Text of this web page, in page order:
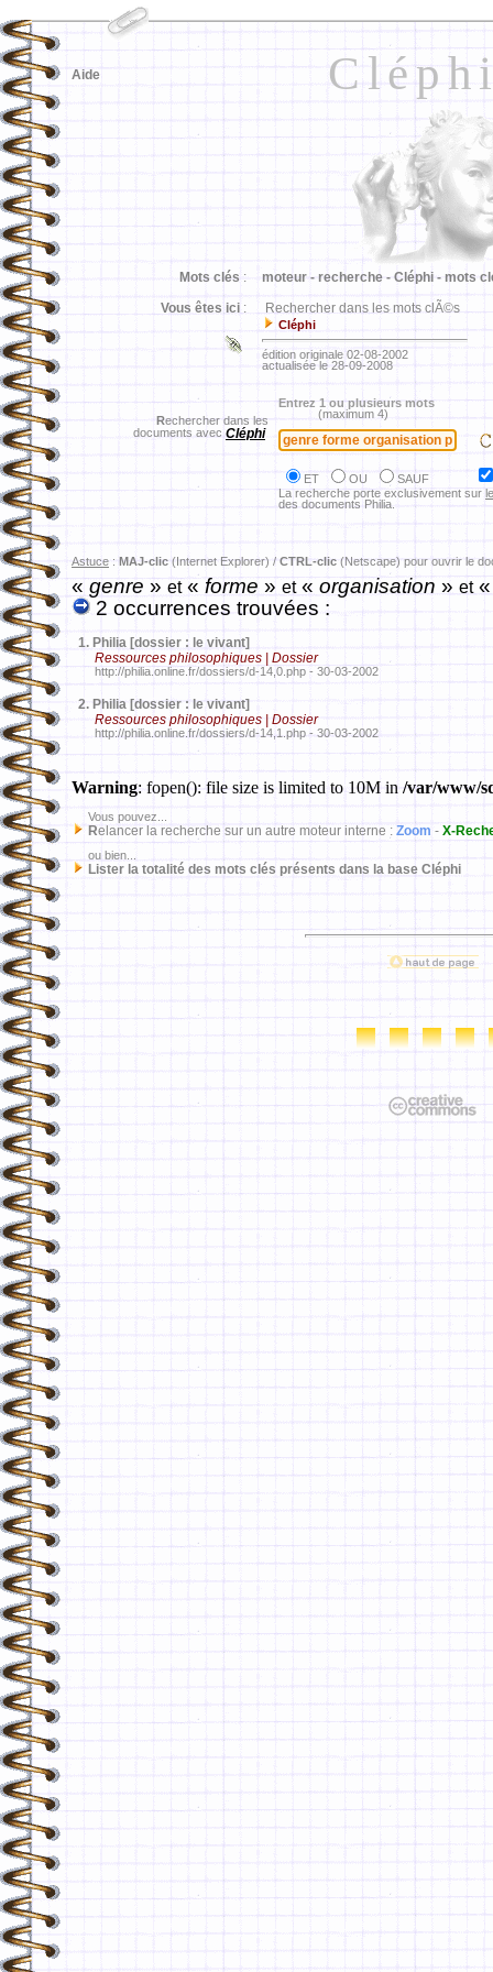
Aide
Mots clés : moteur - recherche - Cléphi - mots
Vous êtes ici : Rechercher dans les mots clÃ©s
Cléphi
édition originale 02-08-2002
actualisée le 28-09-2008
Rechercher dans les
documents avec Cléphi
Entrez 1 ou plusieurs mots
(maximum 4)
ET OU
SAUF
La recherche porte exclusivement sur
des documents Philia.
Astuce : MAJ-clic (Internet Explorer) / CTRL-clic (Netscape) pour ouvrir le
«genre » et« forme » et« organisation » et«
2 occurrences trouvées :
1. Philia [dossier : le vivant]
Ressources philosophiques | Dossier
http://philia.online.fr/dossiers/d-14,0.php - 30-03-2002
2. Philia [dossier : le vivant]
Ressources philosophiques | Dossier
http://philia.online.fr/dossiers/d-14,1.php - 30-03-2002
Warning: fopen(): file size is limited to 10M in /var/www/
Vous pouvez...
Relancer la recherche sur un autre moteur interne : Zoom - X-
ou bien...
Lister la totalité des mots clés présents dans la base Cléphi